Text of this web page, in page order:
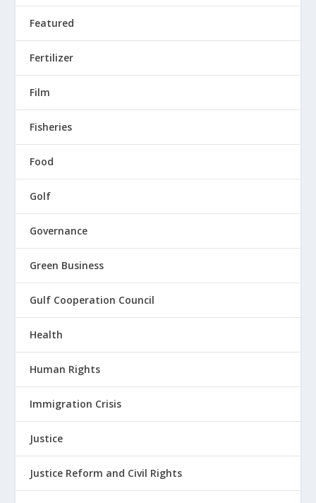
Featured
Fertilizer
Film
Fisheries
Food
Golf
Governance
Green Business
Gulf Cooperation Council
Health
Human Rights
Immigration Crisis
Justice
Justice Reform and Civil Rights